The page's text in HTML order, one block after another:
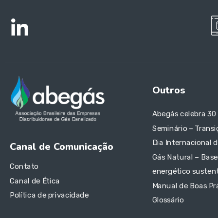
Canal de Comunicação
Contato
Canal de Ética
Política de privacidade
Outros
Abegás celebra 30
Seminário –
Dia Internacional
Gás Natural –
energético
Manual de Boas
Glossário